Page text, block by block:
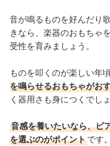
音が鳴るものを好んだり
きなら、楽器のおもちゃ
受性を育みましょう。
ものを叩くのが楽しい年頃
を鳴らせるおもちゃがお
く器用さも身につくでしょ
音感を養いたいなら、ピ
を選ぶのがポイントです